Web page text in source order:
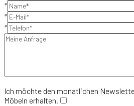
*
*
*
Ich möchte den monatlichen
Möbeln erhalten.